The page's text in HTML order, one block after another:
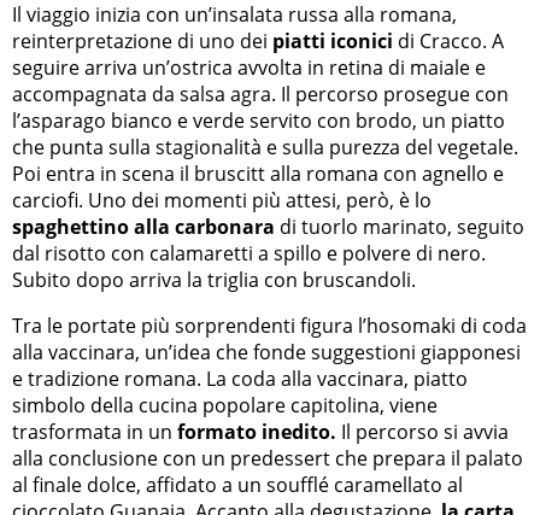
Il viaggio inizia con un’insalata russa alla romana,
reinterpretazione di uno dei piatti iconici di Cracco. A
seguire arriva un’ostrica avvolta in retina di maiale e
accompagnata da salsa agra. Il percorso prosegue con
l’asparago bianco e verde servito con brodo, un piatto
che punta sulla stagionalità e sulla purezza del vegetale.
Poi entra in scena il bruscitt alla romana con agnello e
carciofi. Uno dei momenti più attesi, però, è lo
spaghettino alla carbonara di tuorlo marinato, seguito
dal risotto con calamaretti a spillo e polvere di nero.
Subito dopo arriva la triglia con bruscandoli.
Tra le portate più sorprendenti figura l’hosomaki di coda
alla vaccinara, un’idea che fonde suggestioni giapponesi
e tradizione romana. La coda alla vaccinara, piatto
simbolo della cucina popolare capitolina, viene
trasformata in un formato inedito. Il percorso si avvia
alla conclusione con un predessert che prepara il palato
al finale dolce, affidato a un soufflé caramellato al